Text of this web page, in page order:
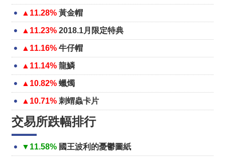
▲11.28% 黃金帽
▲11.23% 2018.1月限定特典
▲11.16% 牛仔帽
▲11.14% 龍鱗
▲10.82% 蠟燭
▲10.71% 刺蝟蟲卡片
交易所跌幅排行
▼11.58% 國王波利的憂鬱圖紙